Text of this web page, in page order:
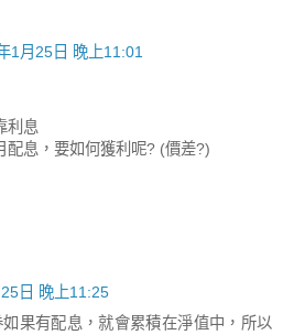
1月25日 晚上11:01
利息
配息，要如何獲利呢? (價差?)
日 晚上11:25
果有配息，就會累積在淨值中，所以